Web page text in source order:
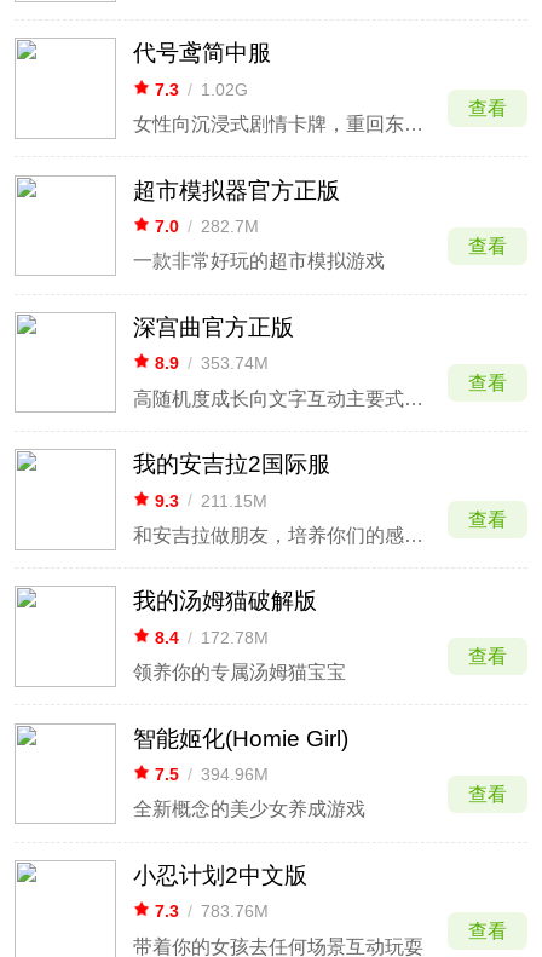
代号鸢简中服
7.3 / 1.02G
女性向沉浸式剧情卡牌，重回东汉乱世
查看
超市模拟器官方正版
7.0 / 282.7M
一款非常好玩的超市模拟游戏
查看
深宫曲官方正版
8.9 / 353.74M
高随机度成长向文字互动主要式宫斗类模拟养成手游
查看
我的安吉拉2国际服
9.3 / 211.15M
和安吉拉做朋友，培养你们的感情吧
查看
我的汤姆猫破解版
8.4 / 172.78M
领养你的专属汤姆猫宝宝
查看
智能姬化(Homie Girl)
7.5 / 394.96M
全新概念的美少女养成游戏
查看
小忍计划2中文版
7.3 / 783.76M
带着你的女孩去任何场景互动玩耍
查看